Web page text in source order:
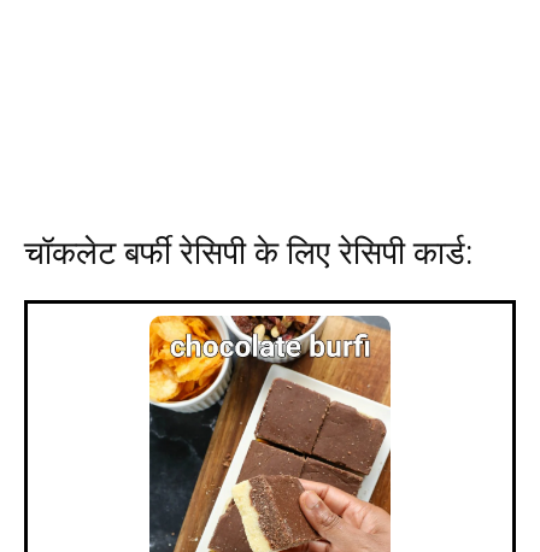
चॉकलेट बर्फी रेसिपी के लिए रेसिपी कार्ड: